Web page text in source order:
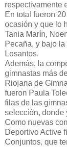
respectivamente
En total fueron
ocasión y que lo
Tania Marín,
Pecaña, y bajo
Losantos.
Además, la
gimnastas más
Riojana de
fueron Paula
filas de las
selección, donde
Como nuevas
Deportivo Active
Conjuntos, que